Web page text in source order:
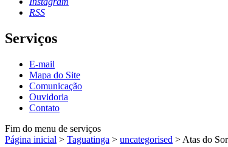
RSS
Serviços
E-mail
Mapa do Site
Comunicação
Ouvidoria
Contato
Fim do menu de serviços
Página inicial > Taguatinga > uncategorised > Atas do